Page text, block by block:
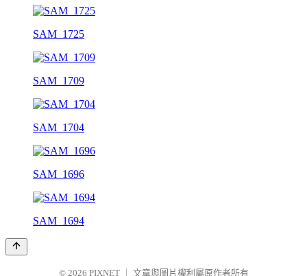
SAM_1725
SAM_1709
SAM_1704
SAM_1696
SAM_1694
© 2026 PIXNET 文章與圖片權利屬原作者所有